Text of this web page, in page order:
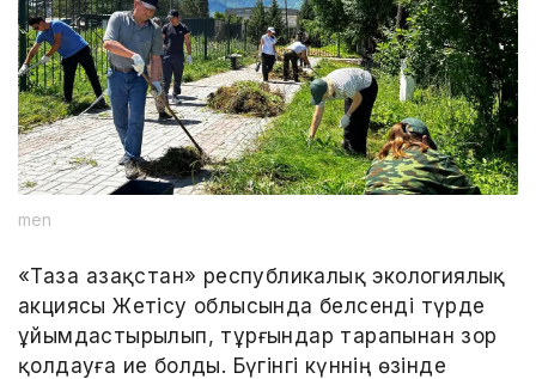
men
«Таза Қазақстан» республикалық экологиялық
акциясы Жетісу облысында белсенді түрде
ұйымдастырылып, тұрғындар тарапынан зор
қолдауға ие болды. Бүгінгі күннің өзінде